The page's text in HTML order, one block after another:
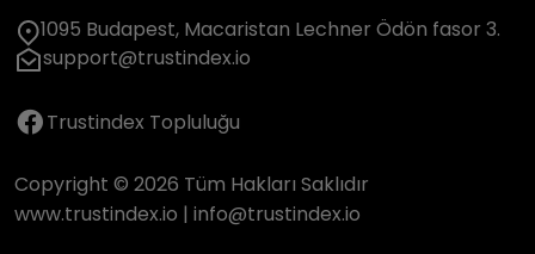
1095 Budapest, Macaristan Lechner Ödön fasor 3.
support@trustindex.io
Trustindex Topluluğu
Copyright © 2026 Tüm Hakları Saklıdır
www.trustindex.io | info@trustindex.io